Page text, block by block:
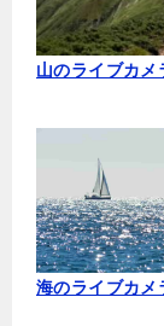
山のライブカメ
海のライブカメ